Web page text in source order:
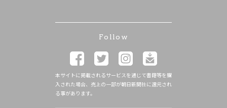
Follow
本サイトに掲載されるサービスを通じて書籍等を購
入された場合、売上の一部が朝日新聞社に還元され
る事があります。